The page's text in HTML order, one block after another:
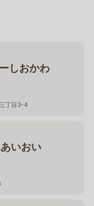
しおかわ
丁目3-4
いおい